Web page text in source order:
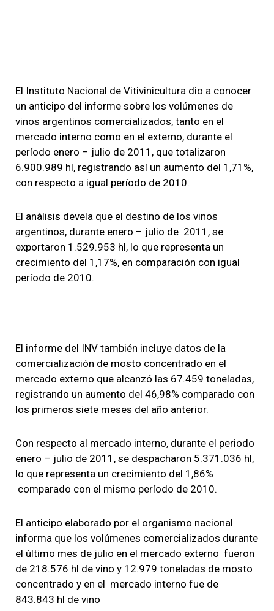
El Instituto Nacional de Vitivinicultura dio a conocer
un anticipo del informe sobre los volúmenes de
vinos argentinos comercializados, tanto en el
mercado interno como en el externo, durante el
período enero – julio de 2011, que totalizaron
6.900.989 hl, registrando así un aumento del 1,71%,
con respecto a igual período de 2010.
El análisis devela que el destino de los vinos
argentinos, durante enero – julio de 2011, se
exportaron 1.529.953 hl, lo que representa un
crecimiento del 1,17%, en comparación con igual
período de 2010.
El informe del INV también incluye datos de la
comercialización de mosto concentrado en el
mercado externo que alcanzó las 67.459 toneladas,
registrando un aumento del 46,98% comparado con
los primeros siete meses del año anterior.
Con respecto al mercado interno, durante el periodo
enero – julio de 2011, se despacharon 5.371.036 hl,
lo que representa un crecimiento del 1,86%
comparado con el mismo período de 2010.
El anticipo elaborado por el organismo nacional
informa que los volúmenes comercializados durante
el último mes de julio en el mercado externo fueron
de 218.576 hl de vino y 12.979 toneladas de mosto
concentrado y en el mercado interno fue de
843.843 hl de vino